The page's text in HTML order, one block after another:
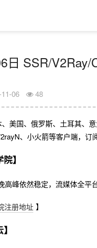
日 SSR/
06 48
美国、俄罗斯、土耳其、
、小火箭等客户端，订
】
高峰依然稳定，流媒体全平
注册地址 】